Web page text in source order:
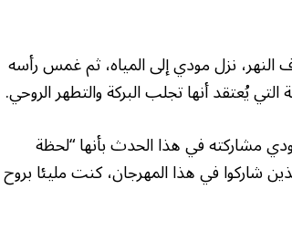
نزل مودي إلى المياه، ثم غمس رأسه
يُعتقد أنها تجلب البركة والتطهر الروحي.
مشاركته في هذا الحدث بأنها “لحظة
شاركوا في هذا المهرجان، كنت مليئا بروح